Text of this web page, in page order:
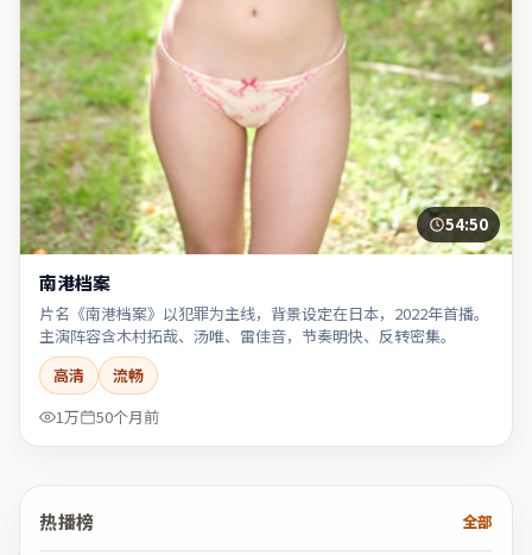
54:50
南港档案
片名《南港档案》以犯罪为主线，背景设定在日本，2022年首播。
主演阵容含木村拓哉、汤唯、雷佳音，节奏明快、反转密集。
高清
流畅
1万
50个月前
热播榜 全部